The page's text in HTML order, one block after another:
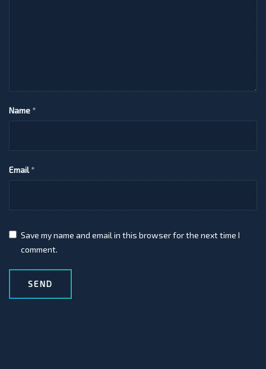
Name *
Email *
Save my name and email in this browser for the next time I
comment.